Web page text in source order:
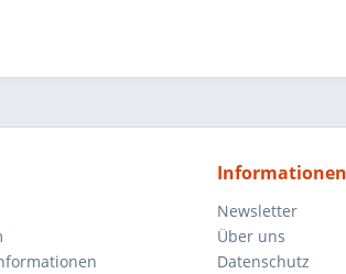
Informationen
Newsletter
Über uns
Datenschutz